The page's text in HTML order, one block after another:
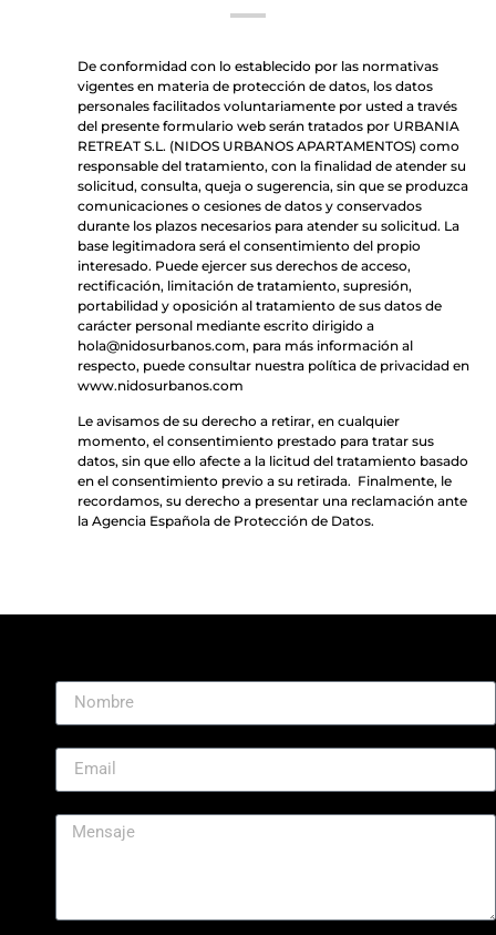
De conformidad con lo establecido por las normativas
vigentes en materia de protección de datos, los datos
personales facilitados voluntariamente por usted a través
del presente formulario web serán tratados por URBANIA
RETREAT S.L. (NIDOS URBANOS APARTAMENTOS) como
responsable del tratamiento, con la finalidad de atender su
solicitud, consulta, queja o sugerencia, sin que se produzca
comunicaciones o cesiones de datos y conservados
durante los plazos necesarios para atender su solicitud. La
base legitimadora será el consentimiento del propio
interesado. Puede ejercer sus derechos de acceso,
rectificación, limitación de tratamiento, supresión,
portabilidad y oposición al tratamiento de sus datos de
carácter personal mediante escrito dirigido a
hola@nidosurbanos.com, para más información al
respecto, puede consultar nuestra política de privacidad en
www.nidosurbanos.com
Le avisamos de su derecho a retirar, en cualquier
momento, el consentimiento prestado para tratar sus
datos, sin que ello afecte a la licitud del tratamiento basado
en el consentimiento previo a su retirada. Finalmente, le
recordamos, su derecho a presentar una reclamación ante
la Agencia Española de Protección de Datos.